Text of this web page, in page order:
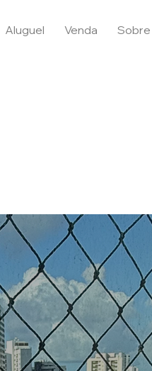
Aluguel Venda Sobre